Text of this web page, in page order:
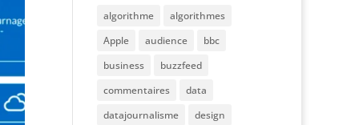
algorithme
algorithmes
Apple
audience
bbc
business
buzzfeed
commentaires
data
datajournalisme
design